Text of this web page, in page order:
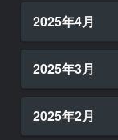
2025年4月
2025年3月
2025年2月